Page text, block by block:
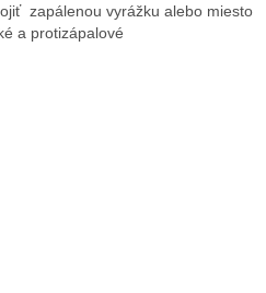
zapálenou vyrážku alebo miesto
a protizápalové